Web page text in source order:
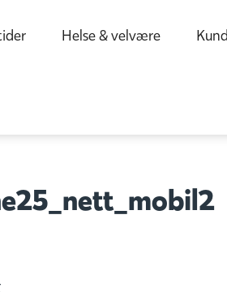
Helse & velvære